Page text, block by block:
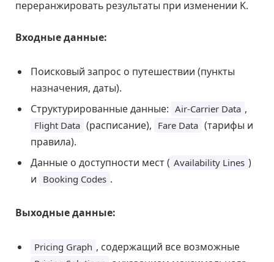
переранжировать результаты при изменении K.
Входные данные:
Поисковый запрос о путешествии (пункты
назначения, даты).
Структурированные данные: Air-Carrier Data ,
Flight Data (расписание), Fare Data (тарифы и
правила).
Данные о доступности мест ( Availability Lines )
и Booking Codes .
Выходные данные:
Pricing Graph , содержащий все возможные